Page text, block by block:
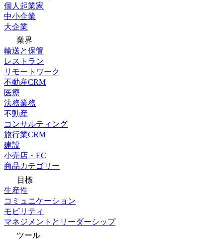
個人起業家
中小企業
大企業
業界
輸送と保管
レストラン
リモートワーク
不動産CRM
医療
法務業務
不動産
コンサルティング
旅行業CRM
建設
小売店・EC
商品カテゴリー
目標
生産性
コミュニケーション
モビリティ
マネジメントとリーダーシップ
ツール